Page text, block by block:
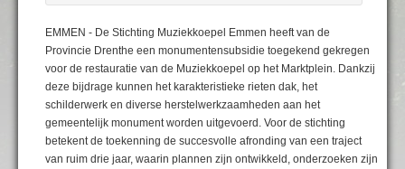
EMMEN - De Stichting Muziekkoepel Emmen heeft van de
Provincie Drenthe een monumentensubsidie toegekend gekregen
voor de restauratie van de Muziekkoepel op het Marktplein. Dankzij
deze bijdrage kunnen het karakteristieke rieten dak, het
schilderwerk en diverse herstelwerkzaamheden aan het
gemeentelijk monument worden uitgevoerd. Voor de stichting
betekent de toekenning de succesvolle afronding van een traject
van ruim drie jaar, waarin plannen zijn ontwikkeld, onderzoeken zijn